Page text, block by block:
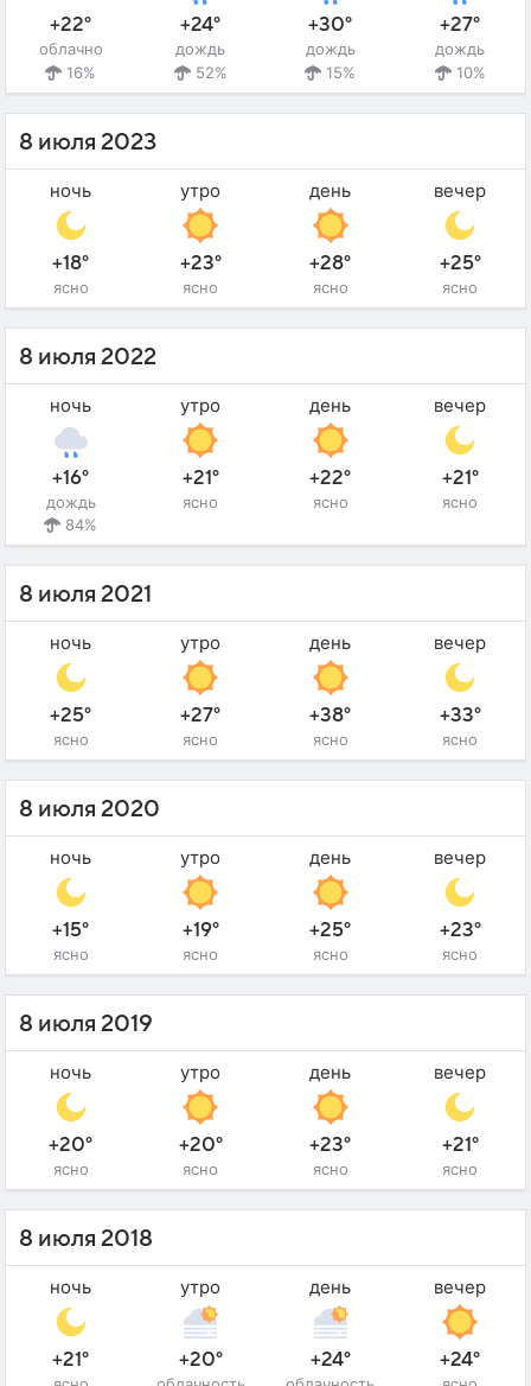
+22°
облачно
16%
+24°
дождь
52%
+30°
дождь
15%
+27°
дождь
10%
8 июля 2023
ночь
+18°
ясно
утро
+23°
ясно
день
+28°
ясно
вечер
+25°
ясно
8 июля 2022
ночь
+16°
дождь
84%
утро
+21°
ясно
день
+22°
ясно
вечер
+21°
ясно
8 июля 2021
ночь
+25°
ясно
утро
+27°
ясно
день
+38°
ясно
вечер
+33°
ясно
8 июля 2020
ночь
+15°
ясно
утро
+19°
ясно
день
+25°
ясно
вечер
+23°
ясно
8 июля 2019
ночь
+20°
ясно
утро
+20°
ясно
день
+23°
ясно
вечер
+21°
ясно
8 июля 2018
ночь
+21°
утро
+20°
день
+24°
вечер
+24°